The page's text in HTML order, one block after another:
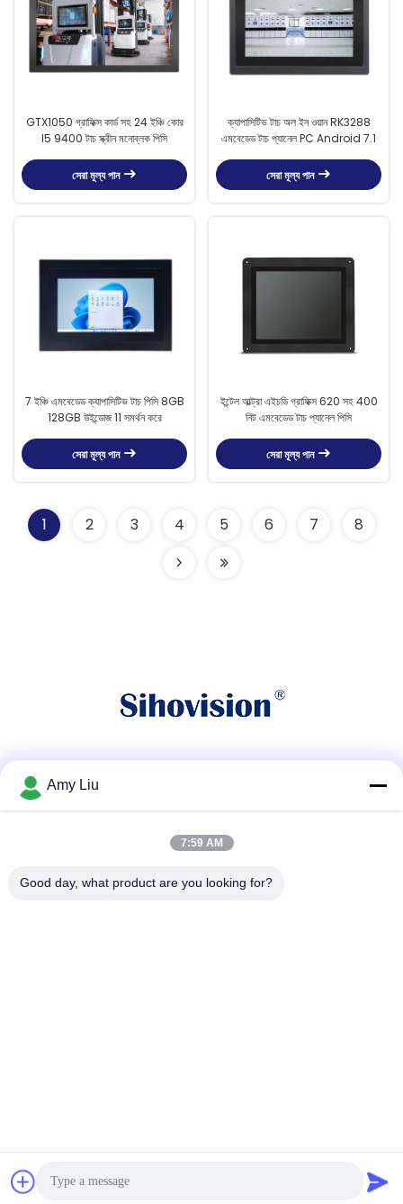
GTX1050 গ্রাফিক্স কার্ড সহ 24 ইঞ্চি কোর
I5 9400 টাচ স্ক্রীন মনোব্লক পিসি
সেরা মূল্য পান
ক্যাপাসিটিভ টাচ অল ইন ওয়ান RK3288
এমবেডেড টাচ প্যানেল PC Android 7.1
সেরা মূল্য পান
7 ইঞ্চি এমবেডেড ক্যাপাসিটিভ টাচ পিসি 8GB
128GB উইন্ডোজ 11 সমর্থন করে
সেরা মূল্য পান
ইন্টেল আল্ট্রা এইচডি গ্রাফিক্স 620 সহ 400
নিট এমবেডেড টাচ প্যানেল পিসি
সেরা মূল্য পান
1 2 3 4 5 6 7 8
টেলিফোন
Shenzhen Shinho Electronic Technology Co., Limited . সমস্ত
Amy Liu
7:59 AM
Good day, what product are you looking for?